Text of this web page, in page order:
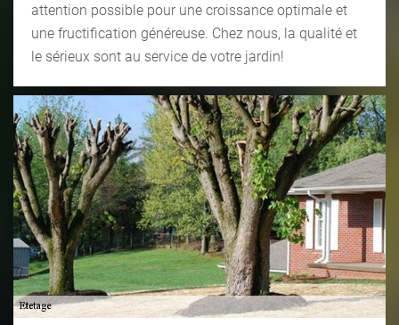
attention possible pour une croissance optimale et
une fructification généreuse. Chez nous, la qualité et
le sérieux sont au service de votre jardin!